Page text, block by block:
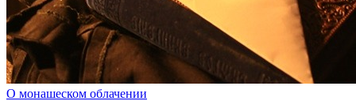
О монашеском облачении